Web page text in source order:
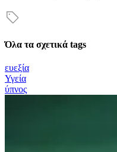
Όλα τα σχετικά tags
ευεξία
Υγεία
ύπνος